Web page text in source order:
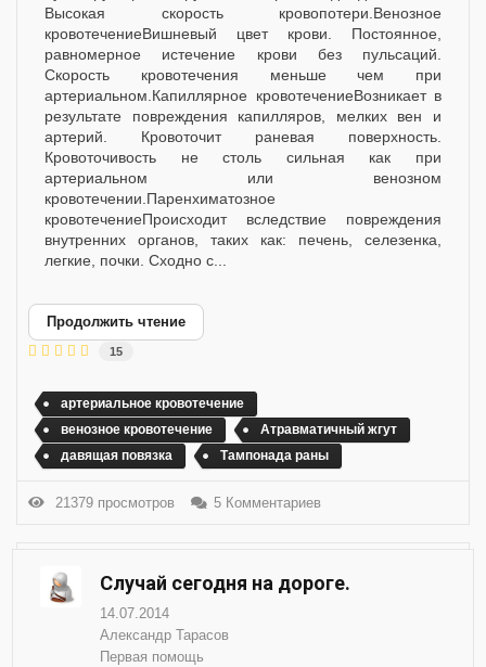
Высокая скорость кровопотери.Венозное
кровотечениеВишневый цвет крови. Постоянное,
равномерное истечение крови без пульсаций.
Скорость кровотечения меньше чем при
артериальном.Капиллярное кровотечениеВозникает в
результате повреждения капилляров, мелких вен и
артерий. Кровоточит раневая поверхность.
Кровоточивость не столь сильная как при
артериальном или венозном
кровотечении.Паренхиматозное
кровотечениеПроисходит вследствие повреждения
внутренних органов, таких как: печень, селезенка,
легкие, почки. Сходно с...
Продолжить чтение
15
артериальное кровотечение
венозное кровотечение
Атравматичный жгут
давящая повязка
Тампонада раны
21379 просмотров 5 Комментариев
Случай сегодня на дороге.
14.07.2014
Александр Тарасов
Первая помощь